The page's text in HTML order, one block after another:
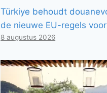
Türkiye behoudt
de nieuwe EU-regels
8 augustus 2026